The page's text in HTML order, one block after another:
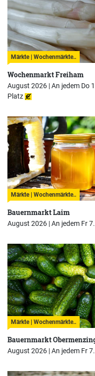
Märkte | Wochenmärkte..
Wochenmarkt Freiham
August 2026 | An jedem Do
Platz
Märkte | Wochenmärkte..
Bauernmarkt Laim
August 2026 | An jedem Fr
Märkte | Wochenmärkte..
Bauernmarkt
August 2026 | An jedem Fr